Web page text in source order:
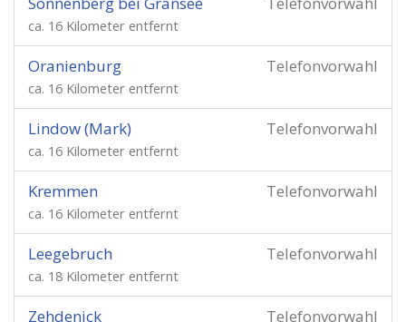
ca. 16 Kilometer entfernt
Telefonvorwahl
Oranienburg
ca. 16 Kilometer entfernt
Telefonvorwahl
Lindow (Mark)
ca. 16 Kilometer entfernt
Telefonvorwahl
Kremmen
ca. 16 Kilometer entfernt
Telefonvorwahl
Leegebruch
ca. 18 Kilometer entfernt
Telefonvorwahl
Zehdenick